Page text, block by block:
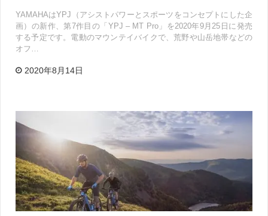
YAMAHAはYPJ（アシストパワーとスポーツをコンセプトにした企
画）の新作、第7作目の「YPJ – MT Pro」を2020年9月25日に発売
する予定です。電動のマウンテイバイクで、荒野や山岳地帯などの
オフ…
2020年8月14日